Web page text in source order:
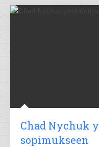
Chad Nychuk
sopimukseen